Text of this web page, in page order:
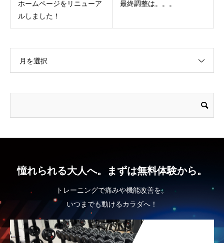
ホームページをリニューア
ルしました！
最終調整は。。。
月を選択
憧れられる大人へ。まずは無料体験から。
トレーニングで痛みや機能改善を。
いつまでも動けるカラダへ！